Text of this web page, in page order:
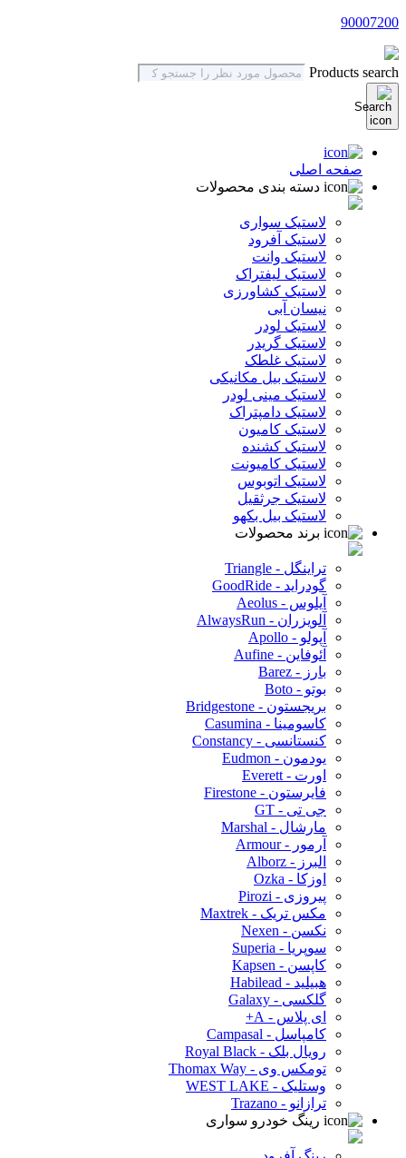
90007200
Products search
صفحه اصلی
دسته بندی محصولات
لاستیک سواری
لاستیک آفرود
لاستیک وانت
لاستیک لیفتراک
لاستیک کشاورزی
نیسان آبی
لاستیک لودر
لاستیک گریدر
لاستیک غلطک
لاستیک بیل مکانیکی
لاستیک مینی لودر
لاستیک دامپتراک
لاستیک کامیون
لاستیک کشنده
لاستیک کامیونت
لاستیک اتوبوس
لاستیک جرثقیل
لاستیک بیل بکهو
برند محصولات
تراینگل - Triangle
گودراید - GoodRide
آیلوس - Aeolus
آلویزران - AlwaysRun
آپولو - Apollo
آئوفاین - Aufine
بارز - Barez
بوتو - Boto
بریجستون - Bridgestone
کاسومینا - Casumina
کنستانسی - Constancy
یودمون - Eudmon
اورت - Everett
فایرستون - Firestone
جی تی - GT
مارشال - Marshal
آرمور - Armour
البرز - Alborz
اوزکا - Ozka
پیروزی - Pirozi
مکس تریک - Maxtrek
نکسن - Nexen
سوپریا - Superia
کاپسن - Kapsen
هبیلید - Habilead
گلکسی - Galaxy
ای پلاس - A+
کامپاسل - Campasal
رویال بلک - Royal Black
تومکس وی - Thomax Way
وستلیک - WEST LAKE
ترازانو - Trazano
رینگ خودرو سواری